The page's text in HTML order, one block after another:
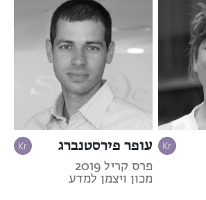
עופר פירסטנברג
פרס קריל 2019
מכון ויצמן למדע